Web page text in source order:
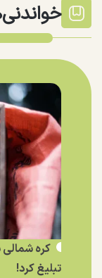
کره شمالی
تبلیغ کرد!